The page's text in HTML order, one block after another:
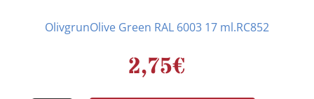
OlivgrunOlive Green RAL 6003 17 ml.RC852
2,75€